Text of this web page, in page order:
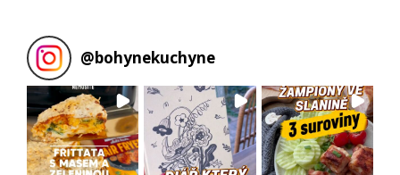
@bohynekuchyne